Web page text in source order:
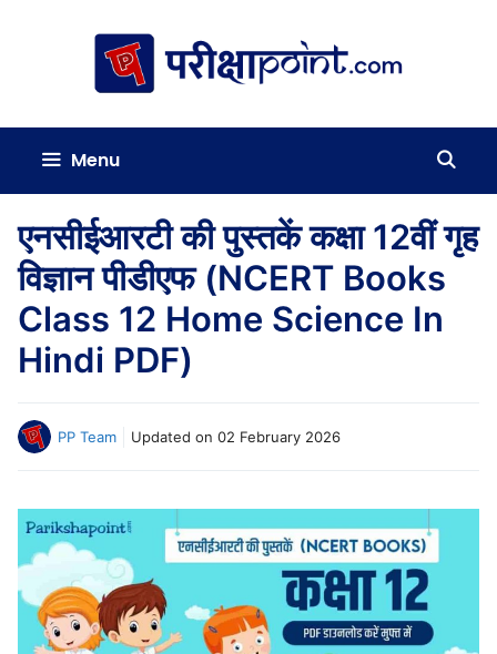
Menu
एनसीईआरटी की पुस्तकें कक्षा 12वीं गृह
विज्ञान पीडीएफ (NCERT Books
Class 12 Home Science In
Hindi PDF)
PP Team Updated on 02 February 2026